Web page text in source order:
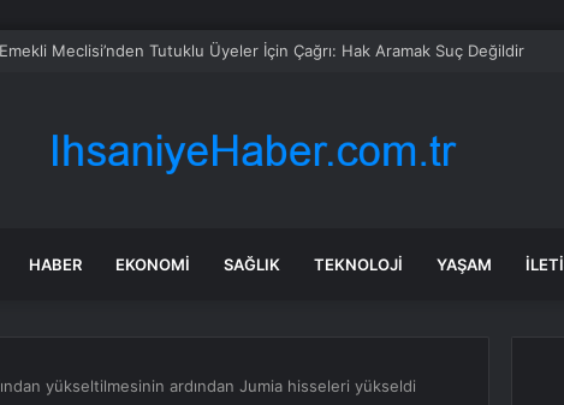
kuşlar gökyüzünden patır patır düşüyor
HABER EKONOMI SAĞLIK TEKNOLOJI YAŞAM
yükseltilmesinin ardından Jumia hisseleri yükseldi